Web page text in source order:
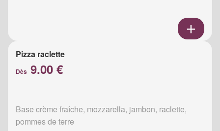
Pizza raclette
Dès 9.00 €
Base crème fraîche, mozzarella, jambon, raclette,
pommes de terre